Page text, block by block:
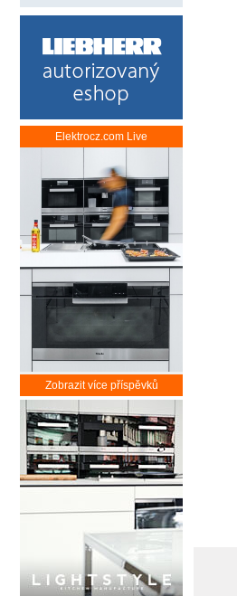
Elektrocz.com Live
Zobrazit více příspěvků